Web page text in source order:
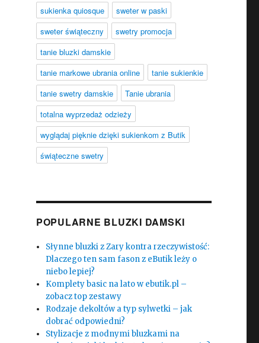
sukienka quiosque
sweter w paski
sweter świąteczny
swetry promocja
tanie bluzki damskie
tanie markowe ubrania online
tanie sukienkie
tanie swetry damskie
Tanie ubrania
totalna wyprzedaż odzieży
wyglądaj pięknie dzięki sukienkom z Butik
świąteczne swetry
POPULARNE BLUZKI DAMSKI
Słynne bluzki z Zary kontra rzeczywistość:
Dlaczego ten sam fason z eButik leży o
niebo lepiej?
Komplety basic na lato w ebutik.pl –
zobacz top zestawy
Rodzaje dekoltów a typ sylwetki – jak
dobrać odpowiedni?
Stylizacje z modnymi bluzkami na